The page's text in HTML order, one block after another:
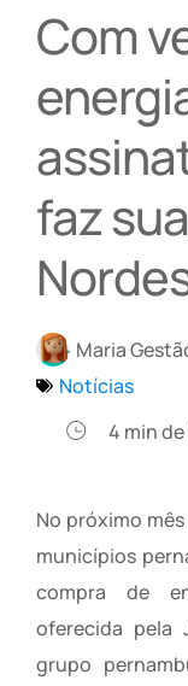
Com
faz
Maria
Notícias
4 min
No próximo
municípios
compra de
oferecida pela
grupo